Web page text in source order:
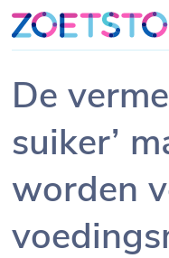
Skip
to
content
De
suiker’
worden